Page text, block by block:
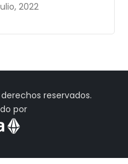
2022
reservados.
por